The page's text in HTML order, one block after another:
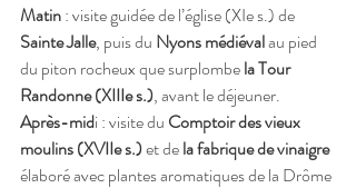
Matin : visite guidée de l’église (XIe s.) de
Sainte Jalle, puis du Nyons médiéval au pied
du piton rocheux que surplombe la Tour
Randonne (XIIIe s.), avant le déjeuner.
Après-midi : visite du Comptoir des vieux
moulins (XVIIe s.) et de la fabrique de vinaigre
élaboré avec plantes aromatiques de la Drôme